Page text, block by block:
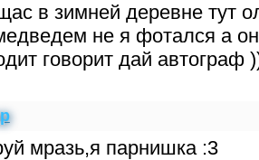
в зимней деревне тут
не я фотался а
говорит дай автограф
мразь,я парнишка :3